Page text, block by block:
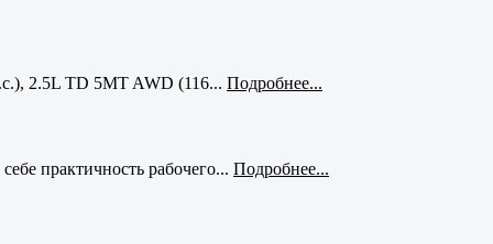
2.5L TD 5MT AWD (116... Подробнее...
практичность рабочего... Подробнее...